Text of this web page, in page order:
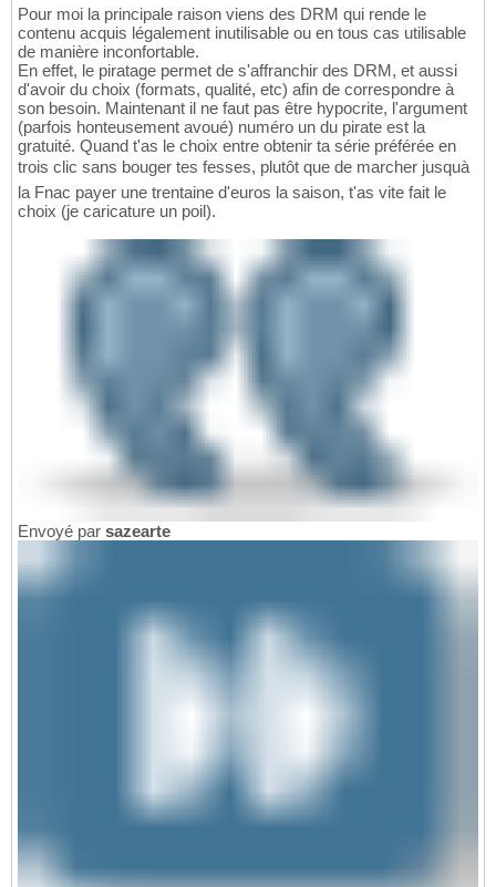
Pour moi la principale raison viens des DRM qui rende le
contenu acquis légalement inutilisable ou en tous cas utilisable
de manière inconfortable.
En effet, le piratage permet de s'affranchir des DRM, et aussi
d'avoir du choix (formats, qualité, etc) afin de correspondre à
son besoin. Maintenant il ne faut pas être hypocrite, l'argument
(parfois honteusement avoué) numéro un du pirate est la
gratuité. Quand t'as le choix entre obtenir ta série préférée en
trois clic sans bouger tes fesses, plutôt que de marcher jusquà
la Fnac payer une trentaine d'euros la saison, t'as vite fait le
choix (je caricature un poil).
Envoyé par sazearte